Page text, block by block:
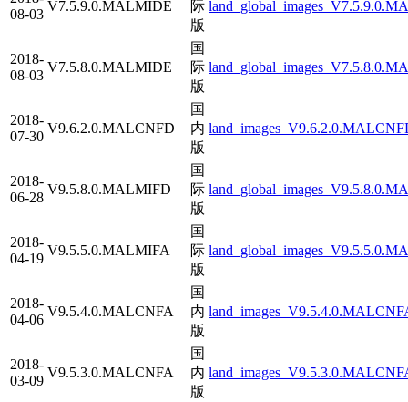
08-03
V7.5.9.0.MALMIDE
际
版
2018-
08-03
V7.5.8.0.MALMIDE
国
际
版
2018-
07-30
V9.6.2.0.MALCNFD
国
内
版
2018-
06-28
V9.5.8.0.MALMIFD
国
际
版
2018-
04-19
V9.5.5.0.MALMIFA
国
际
版
2018-
04-06
V9.5.4.0.MALCNFA
国
内
版
2018-
03-09
V9.5.3.0.MALCNFA
国
内
版